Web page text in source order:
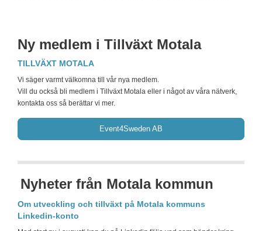
Ny medlem i Tillväxt Motala
TILLVÄXT MOTALA
Vi säger varmt välkomna till vår nya medlem.
Vill du också bli medlem i Tillväxt Motala eller i något av våra nätverk,
kontakta oss så berättar vi mer.
Event4Sweden AB
Nyheter från Motala kommun
Om utveckling och tillväxt på Motala kommuns
Linkedin-konto